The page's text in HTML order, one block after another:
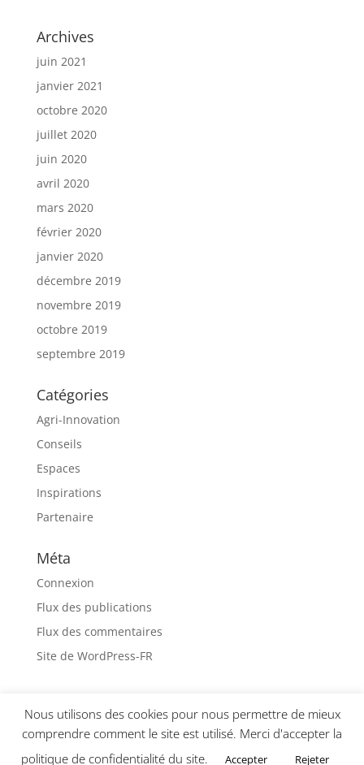
Archives
juin 2021
janvier 2021
octobre 2020
juillet 2020
juin 2020
avril 2020
mars 2020
février 2020
janvier 2020
décembre 2019
novembre 2019
octobre 2019
septembre 2019
Catégories
Agri-Innovation
Conseils
Espaces
Inspirations
Partenaire
Méta
Connexion
Flux des publications
Flux des commentaires
Site de WordPress-FR
Agri-Innovation - 2019 - Tous droits réservés -
Nous utilisons des cookies pour nous permettre de mieux
comprendre comment le site est utilisé. Merci d'accepter la
politique de confidentialité du site.
Accepter Rejeter